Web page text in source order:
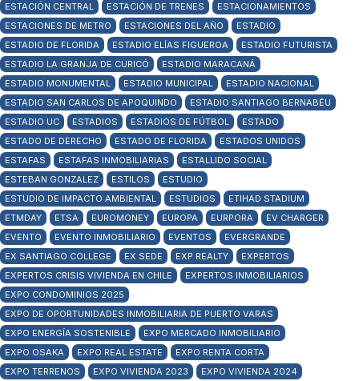
ESTACIÓN CENTRAL
ESTACIÓN DE TRENES
ESTACIONAMIENTOS
ESTACIONES DE METRO
ESTACIONES DEL AÑO
ESTADIO
ESTADIO DE FLORIDA
ESTADIO ELÍAS FIGUEROA
ESTADIO FUTURISTA
ESTADIO LA GRANJA DE CURICÓ
ESTADIO MARACANÁ
ESTADIO MONUMENTAL
ESTADIO MUNICIPAL
ESTADIO NACIONAL
ESTADIO SAN CARLOS DE APOQUINDO
ESTADIO SANTIAGO BERNABÉU
ESTADIO UC
ESTADIOS ESTADIOS DE FÚTBOL
ESTADO
ESTADO DE DERECHO
ESTADO DE FLORIDA
ESTADOS UNIDOS
ESTAFAS
ESTAFAS INMOBILIARIAS
ESTALLIDO SOCIAL
ESTEBAN GONZALEZ
ESTILOS
ESTUDIO
ESTUDIO DE IMPACTO AMBIENTAL
ESTUDIOS
ETIHAD STADIUM
ETMDAY
ETSA EUROMONEY EUROPA EURPORA
EV CHARGER
EVENTO
EVENTO INMOBILIARIO EVENTOS
EVERGRANDE
EX SANTIAGO COLLEGE
EX SEDE EXP REALTY
EXPERTOS
EXPERTOS CRISIS VIVIENDA EN CHILE
EXPERTOS INMOBILIARIOS
EXPO CONDOMINIOS 2025
EXPO DE OPORTUNIDADES INMOBILIARIA DE PUERTO VARAS
EXPO ENERGÍA SOSTENIBLE
EXPO MERCADO INMOBILIARIO
EXPO OSAKA
EXPO REAL ESTATE
EXPO RENTA CORTA
EXPO TERRENOS
EXPO VIVIENDA 2023
EXPO VIVIENDA 2024